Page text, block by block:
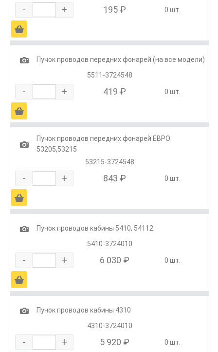
- + 195 ₽ 0 шт.
Ä
1
Пучок проводов передних фонарей (на все модели)
5511-3724548
- + 419 ₽ 0 шт.
Ä
1
Пучок проводов передних фонарей ЕВРО
53205,53215
53215-3724548
- + 843 ₽ 0 шт.
Ä
1
Пучок проводов кабины 5410, 54112
5410-3724010
- + 6 030 ₽ 0 шт.
Ä
1
Пучок проводов кабины 4310
4310-3724010
- + 5 920 ₽ 0 шт.